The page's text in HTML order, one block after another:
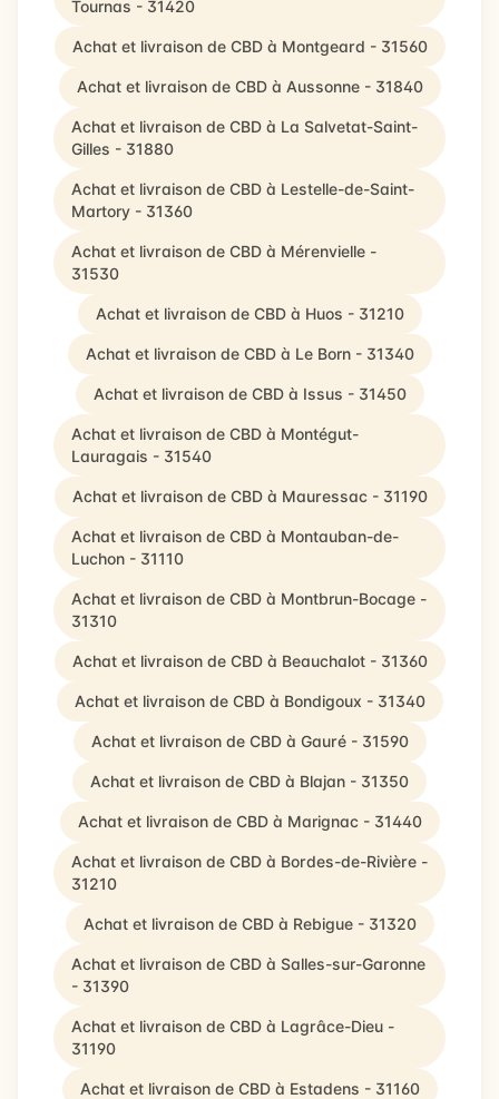
Tournas - 31420
Achat et livraison de CBD à Montgeard - 31560
Achat et livraison de CBD à Aussonne - 31840
Achat et livraison de CBD à La Salvetat-Saint-
Gilles - 31880
Achat et livraison de CBD à Lestelle-de-Saint-
Martory - 31360
Achat et livraison de CBD à Mérenvielle -
31530
Achat et livraison de CBD à Huos - 31210
Achat et livraison de CBD à Le Born - 31340
Achat et livraison de CBD à Issus - 31450
Achat et livraison de CBD à Montégut-
Lauragais - 31540
Achat et livraison de CBD à Mauressac - 31190
Achat et livraison de CBD à Montauban-de-
Luchon - 31110
Achat et livraison de CBD à Montbrun-Bocage -
31310
Achat et livraison de CBD à Beauchalot - 31360
Achat et livraison de CBD à Bondigoux - 31340
Achat et livraison de CBD à Gauré - 31590
Achat et livraison de CBD à Blajan - 31350
Achat et livraison de CBD à Marignac - 31440
Achat et livraison de CBD à Bordes-de-Rivière -
31210
Achat et livraison de CBD à Rebigue - 31320
Achat et livraison de CBD à Salles-sur-Garonne
- 31390
Achat et livraison de CBD à Lagrâce-Dieu -
31190
Achat et livraison de CBD à Estadens - 31160